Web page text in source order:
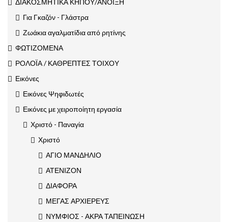
Για Γκαζόν - Γλάστρα
Ζωάκια αγαλματίδια από ρητίνης
ΦΩΤΙΖΟΜΕΝΑ
ΡΟΛΟΪΑ / ΚΑΘΡΕΠΤΕΣ ΤΟΙΧΟΥ
Εικόνες
Εικόνες Ψηφιδωτές
Εικόνες με χειροποίητη εργασία
Χριστό - Παναγία
Χριστό
ΑΓΙΟ ΜΑΝΔΗΛΙΟ
ΑΤΕΝΙΖΟΝ
ΔΙΑΦΟΡΑ
ΜΕΓΑΣ ΑΡΧΙΕΡΕΥΣ
ΝΥΜΦΙΟΣ - ΑΚΡΑ ΤΑΠΕΙΝΩΣΗ